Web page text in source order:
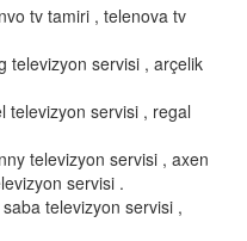
tv tamiri , telenova tv
televizyon servisi , arçelik
televizyon servisi , regal
televizyon servisi , axen
servisi .
televizyon servisi ,